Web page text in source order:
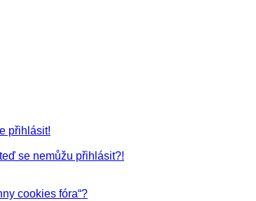
přihlásit!
se nemůžu přihlásit?!
cookies fóra“?